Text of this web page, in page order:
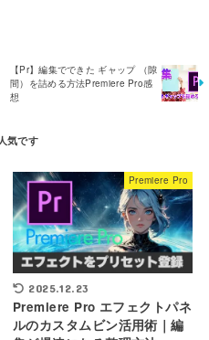
【Pr】編集でできた ギャップ （隙
間）を詰める方法Premiere Pro感
想
Premiere Pro
2025.12.23
Premiere Pro エフェクトパネ
ルのカスタムビン活用術｜編